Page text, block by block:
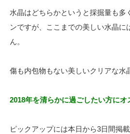
水晶はどちらかというと採掘量も多
ンですが、ここまでの美しい水晶に
ん。
傷も内包物もない美しいクリアな水
2018年を清らかに過ごしたい方にオ
ピックアップには本日から3日間掲